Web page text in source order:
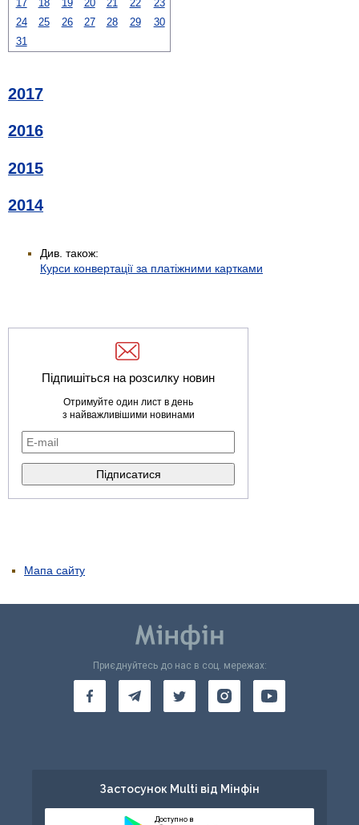
17 18 19 20 21 22
23
24
25 26 27 28 29
30
31
2017
2016
2015
2014
Див. також:
Курси конвертації за платіжними картками
Підпишіться на розсилку новин
Отримуйте один лист в день
з найважливішими новинами
Мапа сайту
Приєднуйтесь до нас в соц. мережах:
Застосунок Multi від Мінфін
Доступно в